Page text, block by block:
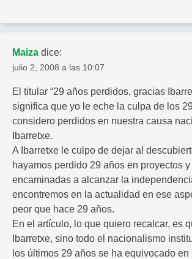
Maiza dice:
julio 2, 2008 a las 10:07
El titular “29 años perdidos, gracias
significa que yo le eche la culpa de los
considero perdidos en nuestra causa
Ibarretxe.
A Ibarretxe le culpo de dejar al
hayamos perdido 29 años en proyectos
encaminadas a alcanzar la
encontremos en la actualidad en ese
peor que hace 29 años.
En el artículo, lo que quiero recalcar, es
Ibarretxe, sino todo el nacionalismo
los últimos 29 años se ha equivocado